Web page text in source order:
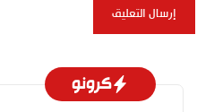
كرونو